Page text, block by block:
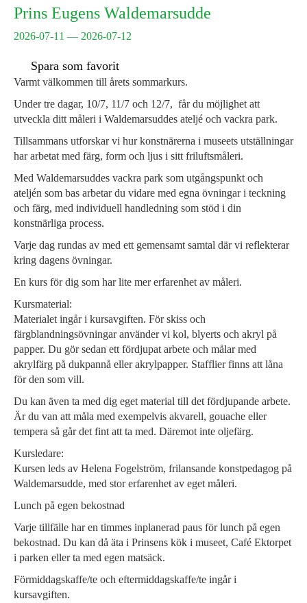
Prins Eugens Waldemarsudde
2026-07-11 — 2026-07-12
Spara som favorit
Varmt välkommen till årets sommarkurs.
Under tre dagar, 10/7, 11/7 och 12/7, får du möjlighet att
utveckla ditt måleri i Waldemarsuddes ateljé och vackra park.
Tillsammans utforskar vi hur konstnärerna i museets utställningar
har arbetat med färg, form och ljus i sitt friluftsmåleri.
Med Waldemarsuddes vackra park som utgångspunkt och
ateljén som bas arbetar du vidare med egna övningar i teckning
och färg, med individuell handledning som stöd i din
konstnärliga process.
Varje dag rundas av med ett gemensamt samtal där vi reflekterar
kring dagens övningar.
En kurs för dig som har lite mer erfarenhet av måleri.
Kursmaterial:
Materialet ingår i kursavgiften. För skiss och
färgblandningsövningar använder vi kol, blyerts och akryl på
papper. Du gör sedan ett fördjupat arbete och målar med
akrylfärg på dukpannå eller akrylpapper. Stafflier finns att låna
för den som vill.
Du kan även ta med dig eget material till det fördjupande arbete.
Är du van att måla med exempelvis akvarell, gouache eller
tempera så går det fint att ta med. Däremot inte oljefärg.
Kursledare:
Kursen leds av Helena Fogelström, frilansande konstpedagog på
Waldemarsudde, med stor erfarenhet av eget måleri.
Lunch på egen bekostnad
Varje tillfälle har en timmes inplanerad paus för lunch på egen
bekostnad. Du kan då äta i Prinsens kök i museet, Café Ektorpet
i parken eller ta med egen matsäck.
Förmiddagskaffe/te och eftermiddagskaffe/te ingår i
kursavgiften.